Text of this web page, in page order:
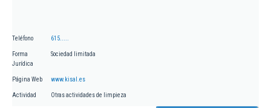
Teléfono 615.....
Forma
Jurídica
Sociedad limitada
Página Web www.kisal.es
Actividad Otras actividades de limpieza